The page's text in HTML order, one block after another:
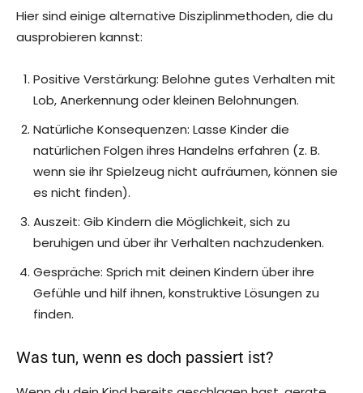
Hier sind einige alternative Disziplinmethoden, die du
ausprobieren kannst:
Positive Verstärkung: Belohne gutes Verhalten mit
Lob, Anerkennung oder kleinen Belohnungen.
Natürliche Konsequenzen: Lasse Kinder die
natürlichen Folgen ihres Handelns erfahren (z. B.
wenn sie ihr Spielzeug nicht aufräumen, können sie
es nicht finden).
Auszeit: Gib Kindern die Möglichkeit, sich zu
beruhigen und über ihr Verhalten nachzudenken.
Gespräche: Sprich mit deinen Kindern über ihre
Gefühle und hilf ihnen, konstruktive Lösungen zu
finden.
Was tun, wenn es doch passiert ist?